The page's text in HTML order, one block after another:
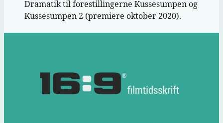
Dramatik til forestillingerne Kussesumpen og
Kussesumpen 2 (premiere oktober 2020).